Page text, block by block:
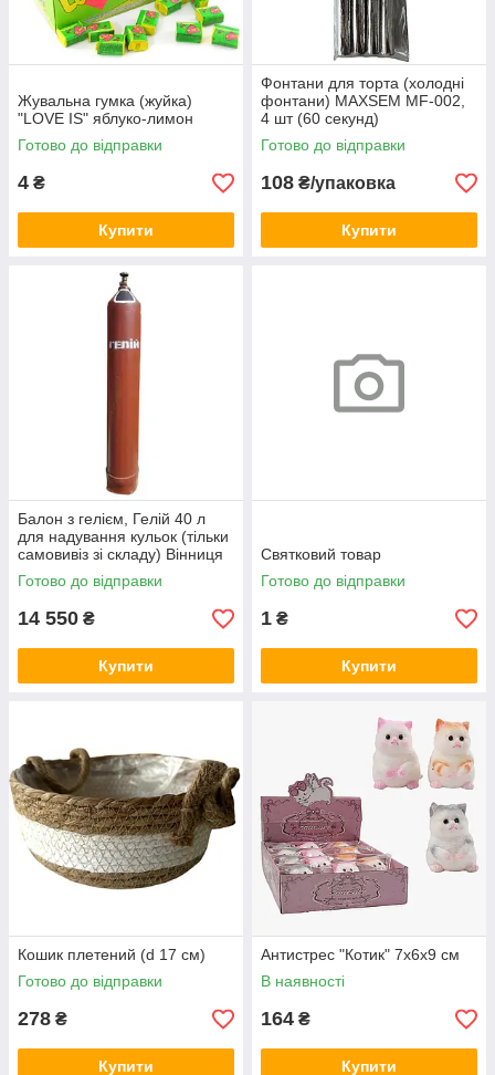
Жувальна гумка (жуйка)
"LOVE IS" яблуко-лимон
Готово до відправки
4 ₴
Купити
Фонтани для торта (холодні
фонтани) MAXSEM MF-002,
4 шт (60 секунд)
Готово до відправки
108 ₴/упаковка
Купити
Балон з гелієм, Гелій 40 л
для надування кульок (тільки
самовивіз зі складу) Вінниця
Готово до відправки
14 550 ₴
Купити
Святковий товар
Готово до відправки
1 ₴
Купити
Кошик плетений (d 17 см)
Готово до відправки
278 ₴
Купити
Антистрес "Котик" 7х6х9 см
В наявності
164 ₴
Купити